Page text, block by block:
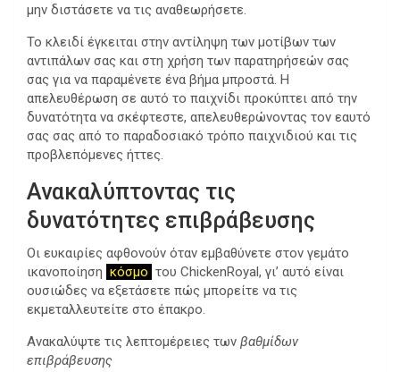
μην διστάσετε να τις αναθεωρήσετε.
Το κλειδί έγκειται στην αντίληψη των μοτίβων των
αντιπάλων σας και στη χρήση των παρατηρήσεών σας
σας για να παραμένετε ένα βήμα μπροστά. Η
απελευθέρωση σε αυτό το παιχνίδι προκύπτει από την
δυνατότητα να σκέφτεστε, απελευθερώνοντας τον εαυτό
σας σας από το παραδοσιακό τρόπο παιχνιδιού και τις
προβλεπόμενες ήττες.
Ανακαλύπτοντας τις
δυνατότητες επιβράβευσης
Οι ευκαιρίες αφθονούν όταν εμβαθύνετε στον γεμάτο
ικανοποίηση κόσμο του ChickenRoyal, γι’ αυτό είναι
ουσιώδες να εξετάσετε πώς μπορείτε να τις
εκμεταλλευτείτε στο έπακρο.
Ανακαλύψτε τις λεπτομέρειες των βαθμίδων
επιβράβευσης